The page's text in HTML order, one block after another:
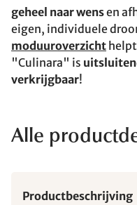
geheel naar wensen
eigen, individuele
moduuroverzicht
"Culinara" is
verkrijgbaar!
Alle
Productbeschrijving